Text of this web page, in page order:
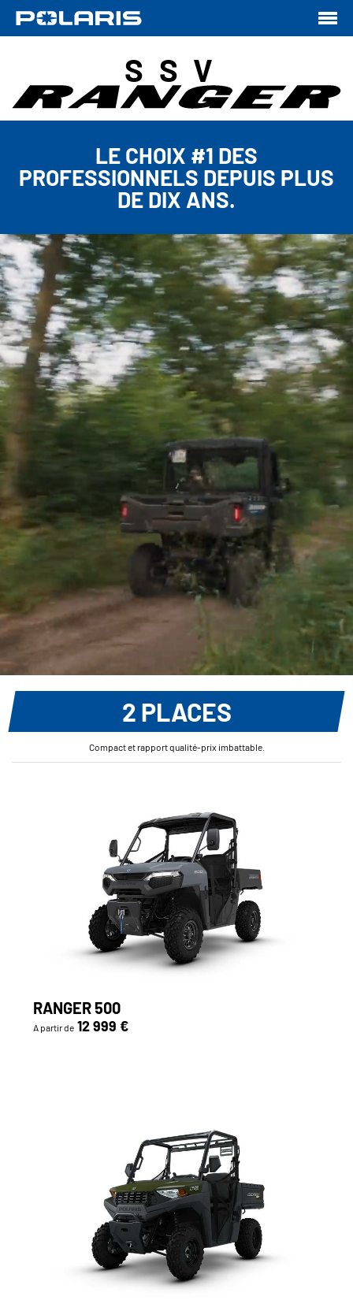
SSV
LE CHOIX #1 DES
PROFESSIONNELS DEPUIS PLUS
DE DIX ANS.
2 PLACES
Compact et rapport qualité-prix imbattable.
RANGER 500
A partir de 12 999 €